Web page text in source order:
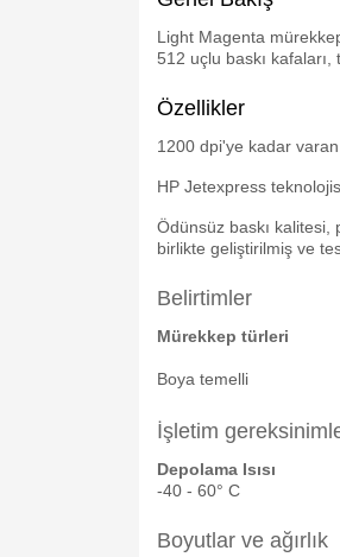
Light Magenta
512 uçlu baskı
Özellikler
1200 dpi'ye kadar varan
HP Jetexpress
Ödünsüz baskı
birlikte geliştirilmiş ve
Belirtimler
Mürekkep türleri
Boya temelli
İşletim
Depolama Isısı
-40 - 60° C
Boyutlar ve ağırlık